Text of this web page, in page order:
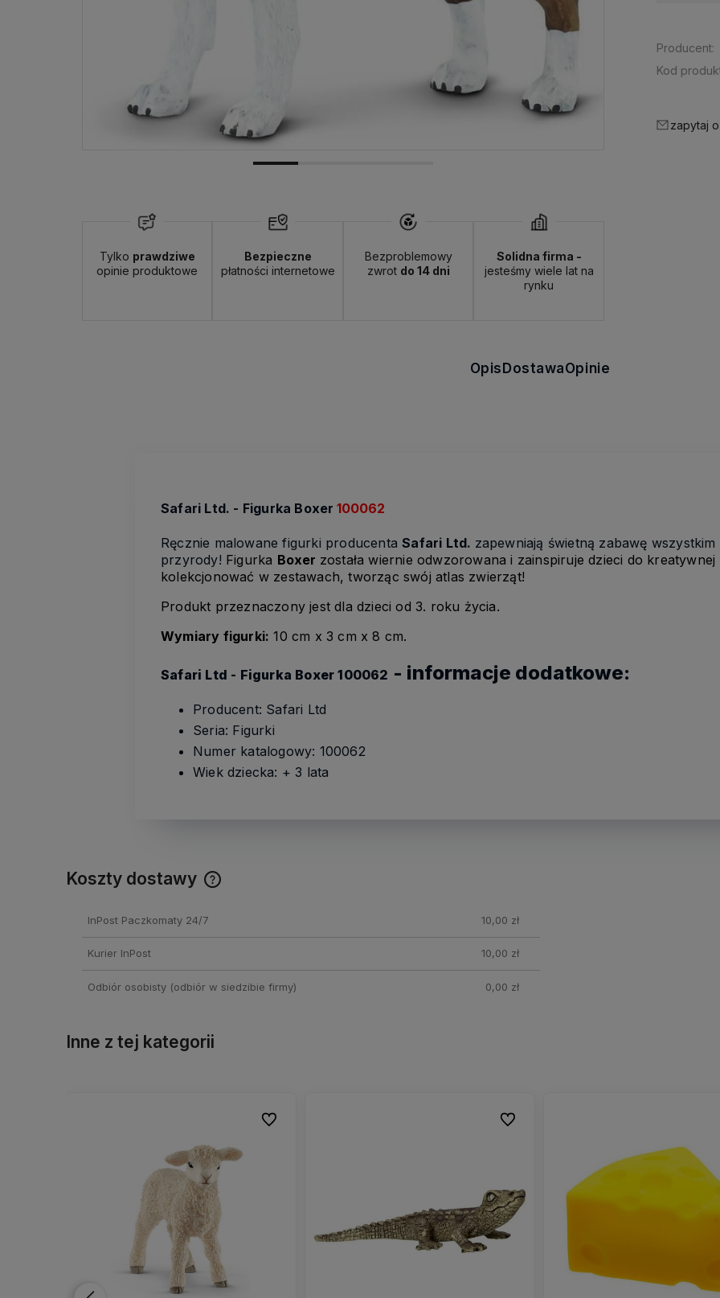
Tylko prawdziwe
opinie produktowe
Bezpieczne
płatności internetowe
Bezproblemowy
zwrot do 14 dni
Solidna firma -
jesteśmy wiele lat na
rynku
Producent:
Kod
zapytaj
OpisDostawaOpinie
Safari Ltd. - Figurka Boxer 100062
Ręcznie malowane figurki producentaSafari Ltd. zapewniają świetną zabawę wszystkim
przyrody! Figurka Boxer została wiernie odwzorowana i zainspiruje dzieci do
kolekcjonować w zestawach, tworząc swój atlas zwierząt!
Produkt przeznaczony jest dla dzieci od 3. roku życia.
Wymiary figurki: 10 cm x 3 cm x 8 cm.
Safari Ltd - Figurka Boxer 100062 - informacje dodatkowe:
Producent: Safari Ltd
Seria: Figurki
Numer katalogowy: 100062
Wiek dziecka: + 3 lata
Koszty dostawy
InPost Paczkomaty 24/7 10,00 zł
Kurier InPost 10,00 zł
Odbiór osobisty(odbiór w siedzibie firmy) 0,00 zł
Inne z tej kategorii
Do ulubionych
Do ulubionych Do ulubionych
Do ulubionych